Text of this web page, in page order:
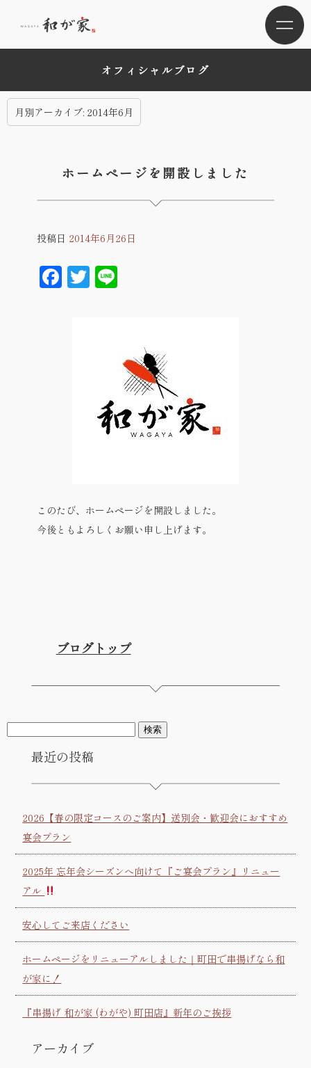
オフィシャルブログ
月別アーカイブ: 2014年6月
ホームページを開設しました
投稿日 2014年6月26日
Facebook
Twitter
Line
このたび、ホームページを開設しました。
今後ともよろしくお願い申し上げます。
ブログトップ
最近の投稿
2026【春の限定コースのご案内】送別会・歓迎会におすすめ
宴会プラン
2025年 忘年会シーズンへ向けて『ご宴会プラン』リニュー
アル
安心してご来店ください
ホームページをリニューアルしました｜町田で串揚げなら和
が家に！
『串揚げ 和が家 (わがや) 町田店』新年のご挨拶
アーカイブ